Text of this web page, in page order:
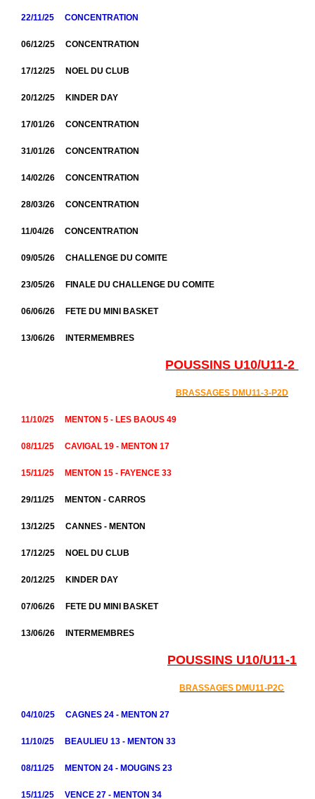
22/11/25 CONCENTRATION
06/12/25 CONCENTRATION
17/12/25 NOEL DU CLUB
20/12/25 KINDER DAY
17/01/26 CONCENTRATION
31/01/26 CONCENTRATION
14/02/26 CONCENTRATION
28/03/26 CONCENTRATION
11/04/26 CONCENTRATION
09/05/26 CHALLENGE DU COMITE
23/05/26 FINALE DU CHALLENGE DU COMITE
06/06/26 FETE DU MINI BASKET
13/06/26 INTERMEMBRES
POUSSINS U10/U11-2
BRASSAGES DMU11-3-P2D
11/10/25 MENTON 5 - LES BAOUS 49
08/11/25 CAVIGAL 19 - MENTON 17
15/11/25 MENTON 15 - FAYENCE 33
29/11/25 MENTON - CARROS
13/12/25 CANNES - MENTON
17/12/25 NOEL DU CLUB
20/12/25 KINDER DAY
07/06/26 FETE DU MINI BASKET
13/06/26 INTERMEMBRES
POUSSINS U10/U11-1
BRASSAGES DMU11-P2C
04/10/25 CAGNES 24 - MENTON 27
11/10/25 BEAULIEU 13 - MENTON 33
08/11/25 MENTON 24 - MOUGINS 23
15/11/25 VENCE 27 - MENTON 34